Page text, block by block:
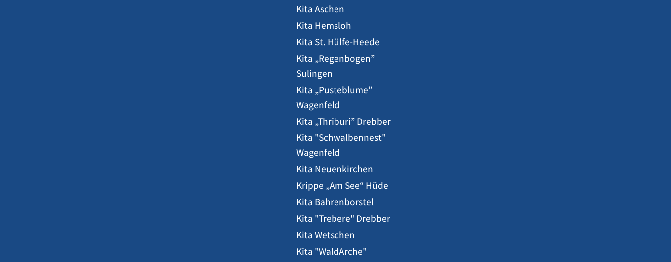
Kita Aschen
Kita Hemsloh
Kita St. Hülfe-Heede
Kita „Regenbogen”
Sulingen
Kita „Pusteblume”
Wagenfeld
Kita „Thriburi” Drebber
Kita "Schwalbennest"
Wagenfeld
Kita Neuenkirchen
Krippe „Am See“ Hüde
Kita Bahrenborstel
Kita "Trebere" Drebber
Kita Wetschen
Kita "WaldArche"